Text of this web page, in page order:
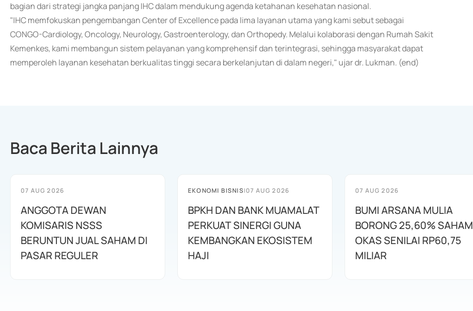
bagian dari strategi jangka panjang IHC dalam mendukung agenda ketahanan kesehatan nasional.
"IHC memfokuskan pengembangan Center of Excellence pada lima layanan utama yang kami sebut sebagai
CONGO-Cardiology, Oncology, Neurology, Gastroenterology, dan Orthopedy. Melalui kolaborasi dengan Rumah Sakit
Kemenkes, kami membangun sistem pelayanan yang komprehensif dan terintegrasi, sehingga masyarakat dapat
memperoleh layanan kesehatan berkualitas tinggi secara berkelanjutan di dalam negeri," ujar dr. Lukman. (end)
Baca Berita Lainnya
07 AUG 2026
ANGGOTA DEWAN
KOMISARIS NSSS
BERUNTUN JUAL SAHAM DI
PASAR REGULER
EKONOMI BISNIS|07 AUG 2026
BPKH DAN BANK MUAMALAT
PERKUAT SINERGI GUNA
KEMBANGKAN EKOSISTEM
HAJI
07 AUG 2026
BUMI ARSANA MULIA
BORONG 25,60% SAHAM
OKAS SENILAI RP60,75
MILIAR